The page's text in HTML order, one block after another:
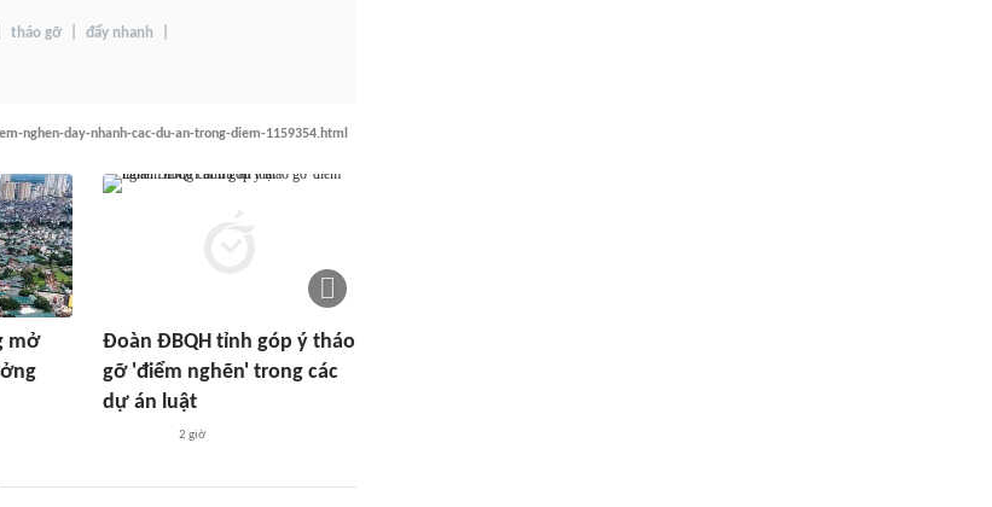
tháo gỡ đẩy nhanh
nghen-day-nhanh-cac-du-an-trong-diem-1159354.html
mở
Đoàn ĐBQH tỉnh góp ý tháo
gỡ 'điểm nghẽn' trong các
dự án luật
2 giờ